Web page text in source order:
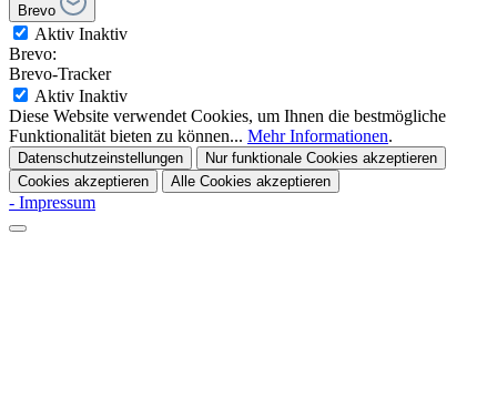
Brevo
Aktiv Inaktiv
Brevo:
Brevo-Tracker
Aktiv Inaktiv
Diese Website verwendet Cookies, um Ihnen die bestmögliche
Funktionalität bieten zu können... Mehr Informationen.
Datenschutzeinstellungen
Nur funktionale Cookies akzeptieren
Cookies akzeptieren
Alle Cookies akzeptieren
- Impressum